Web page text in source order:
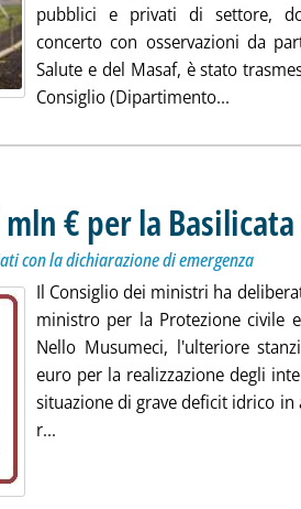
pubblici e privati di settore,
concerto con osservazioni da
Salute e del Masaf, è stato
Consiglio (Dipartimento...
€ per la Basilicata
con la dichiarazione di emergenza
Il Consiglio dei ministri ha
ministro per la Protezione civile
Nello Musumeci, l'ulteriore
euro per la realizzazione degli
situazione di grave deficit idrico
r...